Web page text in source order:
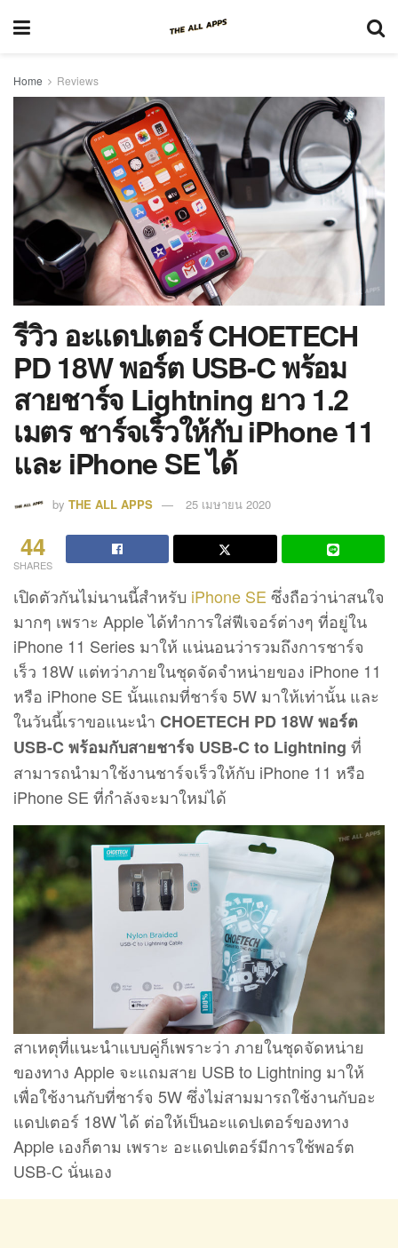
Home Reviews
รีวิว อะแดปเตอร์ CHOETECH
PD 18W พอร์ต USB-C พร้อม
สายชาร์จ Lightning ยาว 1.2
เมตร ชาร์จเร็วให้กับ iPhone 11
และ iPhone SE ได้
by THE ALL APPS 25 เมษายน 2020
44
SHARES
เปิดตัวกันไม่นานนี้สำหรับ iPhone SE ซึ่งถือว่าน่าสนใจ
มากๆ เพราะ Apple ได้ทำการใส่ฟีเจอร์ต่างๆ ที่อยู่ใน
iPhone 11 Series มาให้ แน่นอนว่ารวมถึงการชาร์จ
เร็ว 18W แต่ทว่าภายในชุดจัดจำหน่ายของ iPhone 11
หรือ iPhone SE นั้นแถมที่ชาร์จ 5W มาให้เท่านั้น และ
ในวันนี้เราขอแนะนำ CHOETECH PD 18W พอร์ต
USB-C พร้อมกับสายชาร์จ USB-C to Lightning ที่
สามารถนำมาใช้งานชาร์จเร็วให้กับ iPhone 11 หรือ
iPhone SE ที่กำลังจะมาใหม่ได้
สาเหตุที่แนะนำแบบคู่ก็เพราะว่า ภายในชุดจัดหน่าย
ของทาง Apple จะแถมสาย USB to Lightning มาให้
เพื่อใช้งานกับที่ชาร์จ 5W ซึ่งไม่สามมารถใช้งานกับอะ
แดปเตอร์ 18W ได้ ต่อให้เป็นอะแดปเตอร์ของทาง
Apple เองก็ตาม เพราะ อะแดปเตอร์มีการใช้พอร์ต
USB-C นั่นเอง